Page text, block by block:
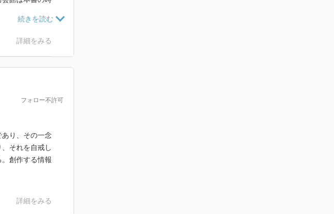
とから、本書で
詳細をみる
フォロー不許可
り、その一念
それを自戒し
創作する情報
詳細をみる